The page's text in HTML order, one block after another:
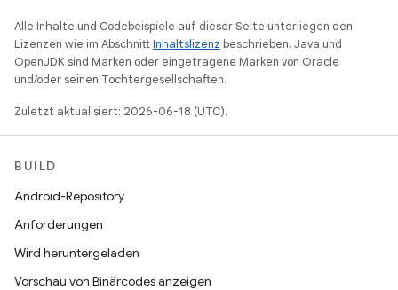
Alle Inhalte und Codebeispiele auf dieser Seite unterliegen den
Lizenzen wie im AbschnittInhaltslizenz beschrieben. Java und
OpenJDK sind Marken oder eingetragene Marken von Oracle
und/oder seinen Tochtergesellschaften.
Zuletzt aktualisiert: 2026-06-18 (UTC).
BUILD
Android-Repository
Anforderungen
Wird heruntergeladen
Vorschau von Binärcodes anzeigen